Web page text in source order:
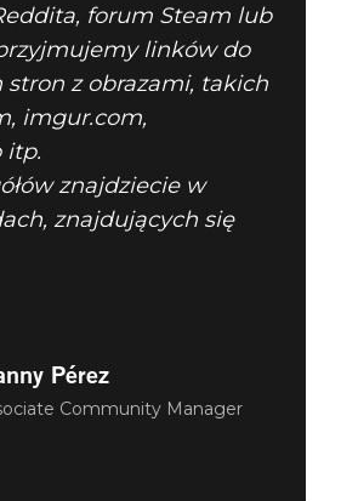
forum Steam lub
linków do
z obrazami, takich
imgur.com,
itp.
znajdziecie w
znajdujących się
Pérez
Community Manager